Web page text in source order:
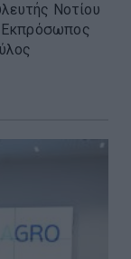
Νοτίου
Εκπρόσωπος